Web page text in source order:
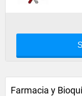
Farmacia y